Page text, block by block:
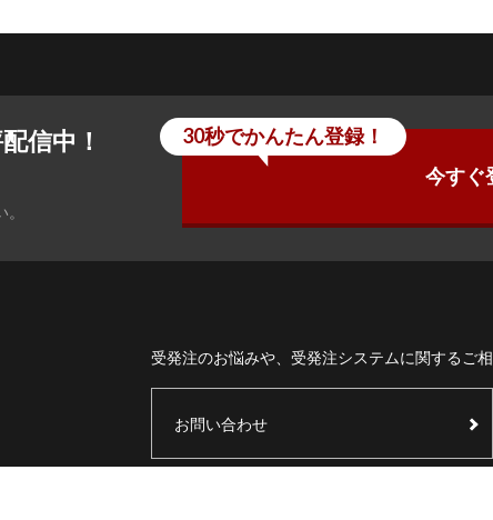
信中！
今すぐ
30秒でかんたん登録！
受発注のお悩みや、受発注システムに関するご
お問い合わせ